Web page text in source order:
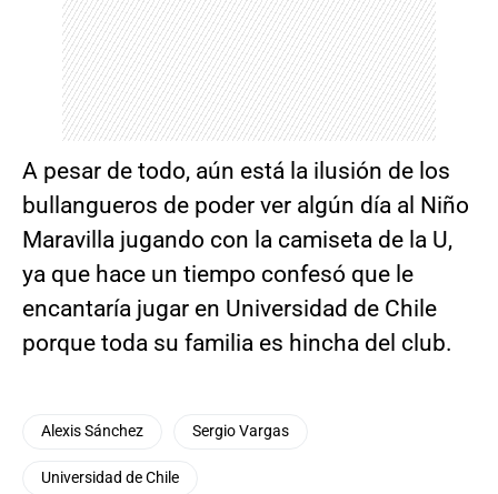
A pesar de todo, aún está la ilusión de los
bullangueros de poder ver algún día al Niño
Maravilla jugando con la camiseta de la U,
ya que hace un tiempo confesó que le
encantaría jugar en Universidad de Chile
porque toda su familia es hincha del club.
Alexis Sánchez Sergio Vargas
Universidad de Chile